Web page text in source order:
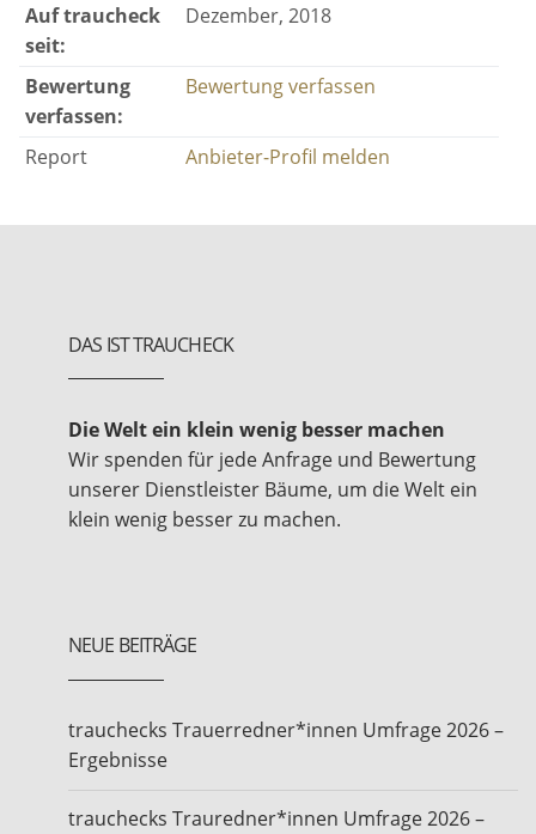
Auf traucheck
seit:
Dezember, 2018
Bewertung
verfassen:
Bewertung verfassen
Report Anbieter-Profil melden
DAS IST TRAUCHECK
Die Welt ein klein wenig besser machen
Wir spenden für jede Anfrage und Bewertung
unserer Dienstleister Bäume, um die Welt ein
klein wenig besser zu machen.
NEUE BEITRÄGE
trauchecks Trauerredner*innen Umfrage 2026 –
Ergebnisse
trauchecks Trauredner*innen Umfrage 2026 –